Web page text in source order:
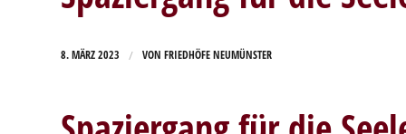
8. MÄRZ 2023 / VON FRIEDHÖFE NEUMÜNSTER